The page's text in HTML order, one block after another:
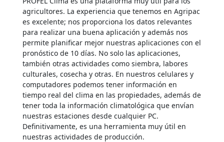
agricultores. La experiencia que tenemos en Agripac
es excelente; nos proporciona los datos relevantes
para realizar una buena aplicación y además nos
permite planificar mejor nuestras aplicaciones con el
pronóstico de 10 días. No solo las aplicaciones,
también otras actividades como siembra, labores
culturales, cosecha y otras. En nuestros celulares y
computadores podemos tener información en
tiempo real del clima en las propiedades, además de
tener toda la información climatológica que envían
nuestras estaciones desde cualquier PC.
Definitivamente, es una herramienta muy útil en
nuestras actividades de producción.